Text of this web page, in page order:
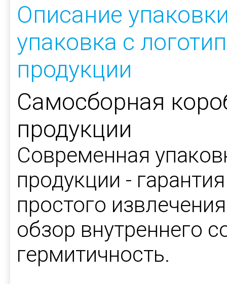
Описание
упаковка с
продукции
Самосборная
продукции
Современная
продукции -
простого
обзор внутреннего
гермитичность.